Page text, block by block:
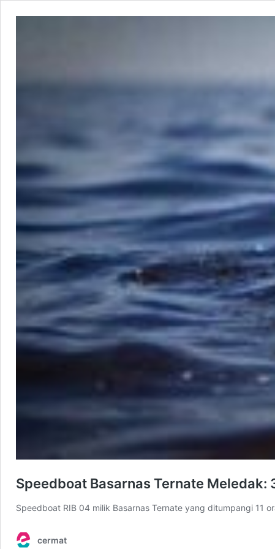
Speedboat Basarnas Ternate Meledak:
Speedboat RIB 04 milik Basarnas Ternate yang ditumpangi 11
cermat